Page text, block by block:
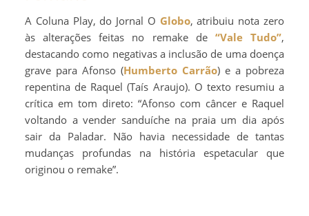
A Coluna Play, do Jornal O Globo, atribuiu nota zero
às alterações feitas no remake de “Vale Tudo”,
destacando como negativas a inclusão de uma doença
grave para Afonso (Humberto Carrão) e a pobreza
repentina de Raquel (Taís Araujo). O texto resumiu a
crítica em tom direto: “Afonso com câncer e Raquel
voltando a vender sanduíche na praia um dia após
sair da Paladar. Não havia necessidade de tantas
mudanças profundas na história espetacular que
originou o remake”.